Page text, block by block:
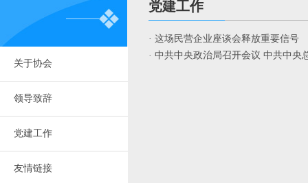
关于协会
领导致辞
党建工作
友情链接
党建工作
· 这场民营企业座谈会释放重要信号
· 中共中央政治局召开会议 中共中央